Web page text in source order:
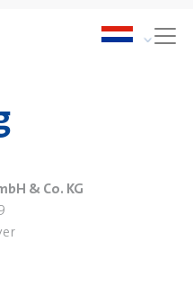
& Co. KG